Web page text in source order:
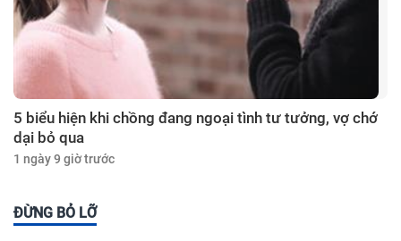
5 biểu hiện khi chồng đang ngoại tình tư tưởng, vợ chớ
dại bỏ qua
1 ngày 9 giờ trước
ĐỪNG BỎ LỠ